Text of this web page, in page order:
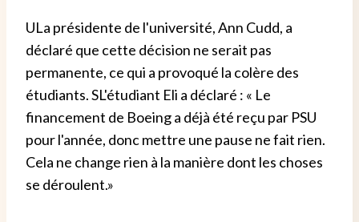
ULa présidente de l'université, Ann Cudd, a
déclaré que cette décision ne serait pas
permanente, ce qui a provoqué la colère des
étudiants.SL'étudiant Eli a déclaré : « Le
financement de Boeing a déjà été reçu par PSU
pour l'année, donc mettre une pause ne fait rien.
Cela ne change rien à la manière dont les choses
se déroulent.»